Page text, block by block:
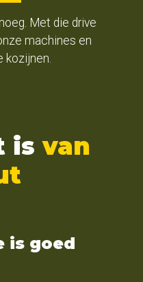
Met die drive
machines en
kozijnen.
isvan
is goed